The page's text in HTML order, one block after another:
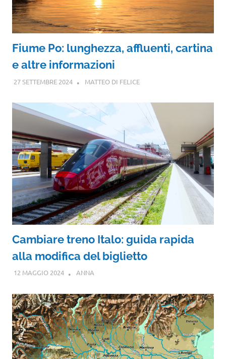
Fiume Po: lunghezza, affluenti, cartina
e altre informazioni
27 SETTEMBRE 2024 MATTEO DI FELICE
Cambiare treno Italo: guida rapida
alla modifica del biglietto
12 MAGGIO 2024 ANNA